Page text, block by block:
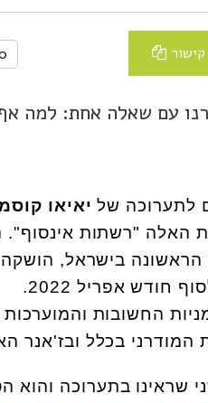
קישור
עם שאלה אחת: למה
לתערוכה של יאיאו
האלה "רשתות אינסוף".
בישראל,
חודש אפריל 2022.
אחת האמניות החשובות
בכלל ובז'אנר
שראינו בתערוכה והוא